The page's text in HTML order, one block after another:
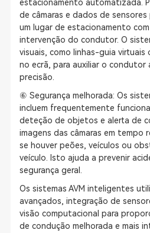
estacionamento automatizada.
de câmaras e dados de
um lugar de estacionamento
intervenção do condutor. O
visuais, como linhas-guia
no ecrã, para auxiliar o condutor
precisão.
⑥ Segurança melhorada: Os
incluem frequentemente
deteção de objetos e alerta de
imagens das câmaras em tempo
se houver peões, veículos ou
veículo. Isto ajuda a prevenir
segurança geral.
Os sistemas AVM inteligentes
avançados, integração de
visão computacional para
de condução melhorada e mais